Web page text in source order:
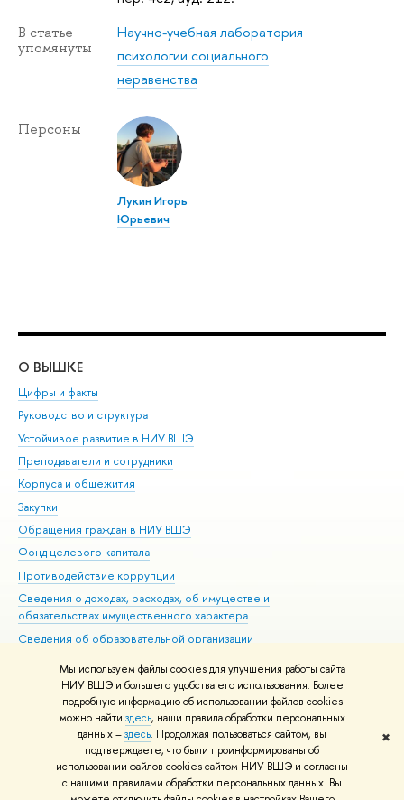
Мы используем файлы cookies для улучшения работы сайта
НИУ ВШЭ и большего удобства его использования. Более
подробную информацию об использовании файлов cookies
можно найти здесь, наши правила обработки персональных
данных –здесь. Продолжая пользоваться сайтом, вы
подтверждаете, что были проинформированы о
использовании файлов cookies сайтом НИУ ВШЭ и согласны
с нашими правилами обработки персональных данных. Вы
✖
статье
упомянуты
Научно-учебная лаборатория
психологии социального
неравенства
Персоны
Лукин Игорь
Юрьевич
О ВЫШКЕ
Цифры и факты
Руководство и структура
Устойчивое развитие в НИУ ВШЭ
Преподаватели и сотрудники
Корпуса и общежития
Закупки
Обращения граждан в НИУ ВШЭ
Фонд целевого капитала
Противодействие коррупции
Сведения о доходах, расходах, об имуществе и
обязательствах имущественного характера
Сведения об образовательной организации
Людям с ограниченными возможностями здоровья
Единая платежная страница
Работа в Вышке
© НИУ ВШЭ 1993–2026 Адреса и контакты Условия использования
материало Политика конфиденциальности Карта сайта